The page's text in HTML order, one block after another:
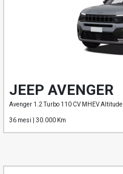
JEEP AVENGER
Avenger 1.2 Turbo 110 CV MHEV Altitude
36 mesi | 30.000 Km